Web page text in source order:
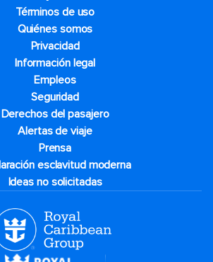
Términos de uso
Quiénes somos
Privacidad
Información legal
Empleos
Seguridad
Derechos del pasajero
Alertas de viaje
Prensa
esclavitud moderna
Ideas no solicitadas